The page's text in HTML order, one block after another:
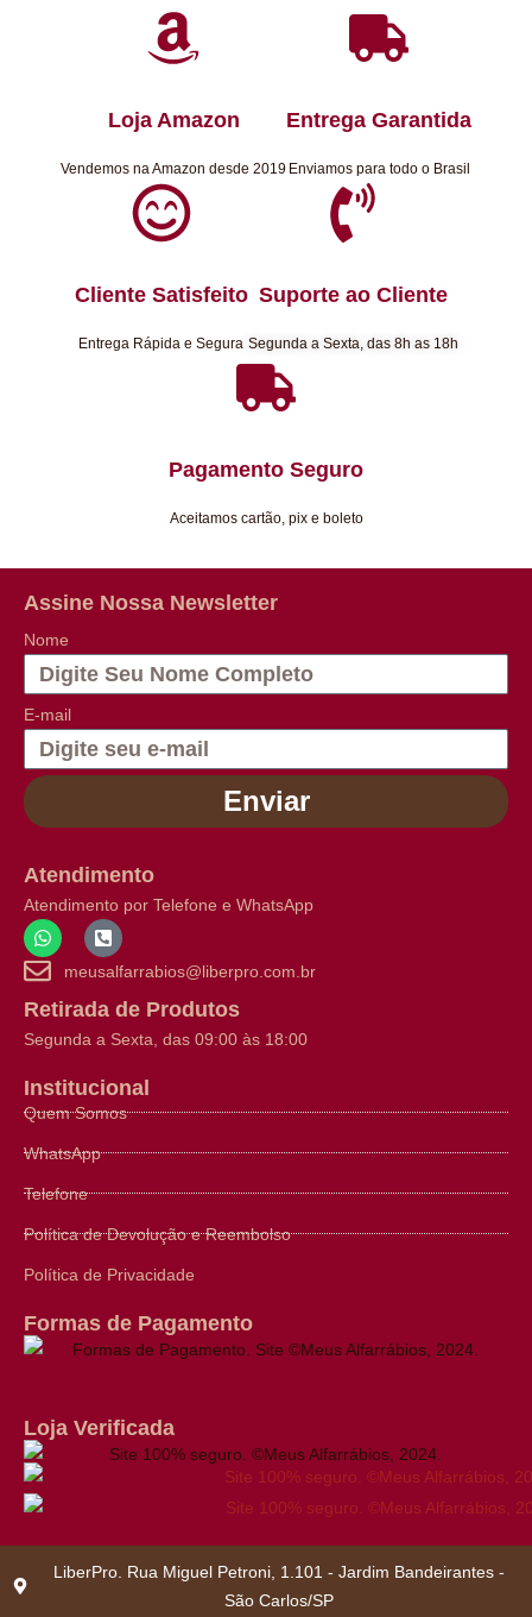
Loja Amazon
Vendemos na Amazon desde 2019
Entrega Garantida
Enviamos para todo o Brasil
Cliente Satisfeito
Entrega Rápida e Segura
Suporte ao Cliente
Segunda a Sexta, das 8h as 18h
Pagamento Seguro
Aceitamos cartão, pix e boleto
Assine Nossa Newsletter
Nome
E-mail
Enviar
Atendimento
Atendimento por Telefone e WhatsApp
meusalfarrabios@liberpro.com.br
Retirada de Produtos
Segunda a Sexta, das 09:00 às 18:00
Institucional
Quem Somos
WhatsApp
Telefone
Política de Devolução e Reembolso
Política de Privacidade
Formas de Pagamento
Loja Verificada
LiberPro. Rua Miguel Petroni, 1.101 - Jardim Bandeirantes -
São Carlos/SP